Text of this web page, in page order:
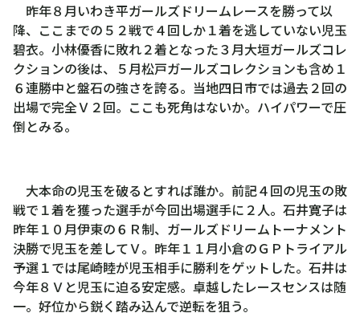
昨年８月いわき平ガールズドリームレースを勝って以
降、ここまでの５２戦で４回しか１着を逃していない児玉
碧衣。小林優香に敗れ２着となった３月大垣ガールズコレ
クションの後は、５月松戸ガールズコレクションも含め１
６連勝中と盤石の強さを誇る。当地四日市では過去２回の
出場で完全Ｖ２回。ここも死角はないか。ハイパワーで圧
倒とみる。
大本命の児玉を破るとすれば誰か。前記４回の児玉の敗
戦で１着を獲った選手が今回出場選手に２人。石井寛子は
昨年１０月伊東の６Ｒ制、ガールズドリームトーナメント
決勝で児玉を差してＶ。昨年１１月小倉のＧＰトライアル
予選１では尾崎睦が児玉相手に勝利をゲットした。石井は
今年８Ｖと児玉に迫る安定感。卓越したレースセンスは随
一。好位から鋭く踏み込んで逆転を狙う。